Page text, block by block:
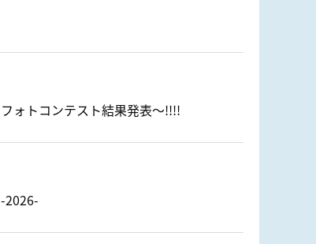
ォトコンテスト結果発表〜!!!!
2026-